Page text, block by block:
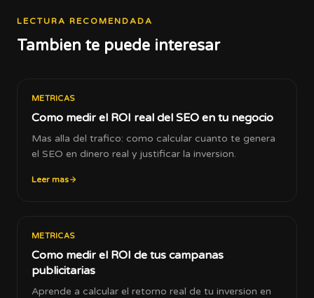
LECTURA RECOMENDADA
Tambien te puede interesar
METRICAS
Como medir el ROI real del SEO en tu negocio
Mas alla del trafico: como calcular cuanto te genera
el SEO en dinero real y justificar la inversion.
Leer mas
METRICAS
Como medir el ROI de tus campanas
publicitarias
Aprende a calcular el retorno real de tu inversion en